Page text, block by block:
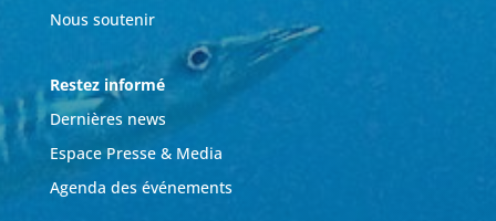
Nous soutenir
Restez informé
Dernières news
Espace Presse & Media
Agenda des événements